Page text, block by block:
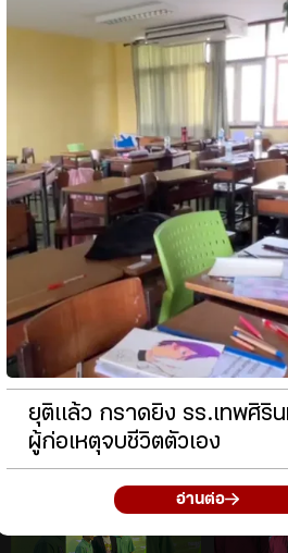
ยุติแล้ว กราดยิง รร.เทพศิริ
ผู้ก่อเหตุจบชีวิตตัวเอง
อ่านต่อ